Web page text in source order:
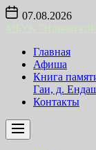
Skip
content
07.08.2026
Главная
Афиша
Книга
Гаи, д.
Контакты